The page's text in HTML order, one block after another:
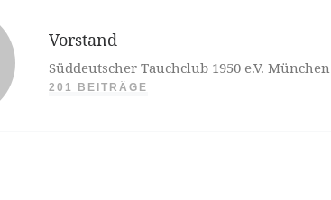
Vorstand
Süddeutscher Tauchclub 1950 e.V. München
201 BEITRÄGE